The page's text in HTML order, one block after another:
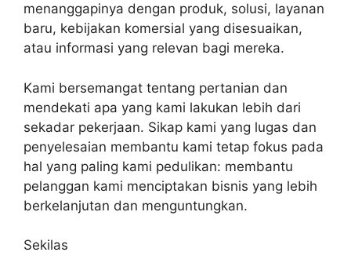
menanggapinya dengan produk, solusi, layanan
baru, kebijakan komersial yang disesuaikan,
atau informasi yang relevan bagi mereka.
Kami bersemangat tentang pertanian dan
mendekati apa yang kami lakukan lebih dari
sekadar pekerjaan. Sikap kami yang lugas dan
penyelesaian membantu kami tetap fokus pada
hal yang paling kami pedulikan: membantu
pelanggan kami menciptakan bisnis yang lebih
berkelanjutan dan menguntungkan.
Sekilas